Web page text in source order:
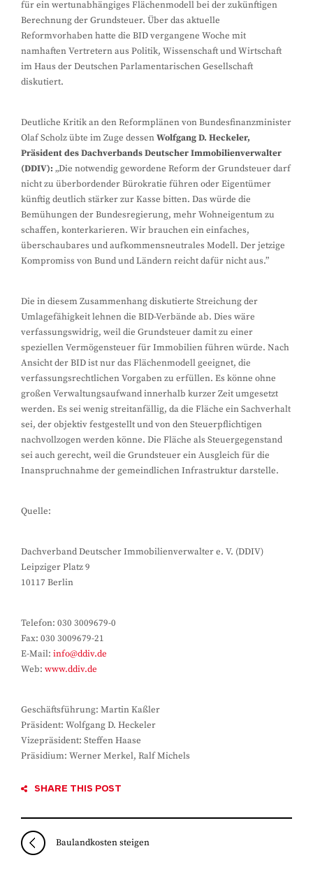
für ein wertunabhängiges Flächenmodell bei der zukünftigen
Berechnung der Grundsteuer. Über das aktuelle
Reformvorhaben hatte die BID vergangene Woche mit
namhaften Vertretern aus Politik, Wissenschaft und Wirtschaft
im Haus der Deutschen Parlamentarischen Gesellschaft
diskutiert.
Deutliche Kritik an den Reformplänen von Bundesfinanzminister
Olaf Scholz übte im Zuge dessenWolfgang D. Heckeler,
Präsident des Dachverbands Deutscher Immobilienverwalter
(DDIV): „Die notwendig gewordene Reform der Grundsteuer darf
nicht zu überbordender Bürokratie führen oder Eigentümer
künftig deutlich stärker zur Kasse bitten. Das würde die
Bemühungen der Bundesregierung, mehr Wohneigentum zu
schaffen, konterkarieren. Wir brauchen ein einfaches,
überschaubares und aufkommensneutrales Modell. Der jetzige
Kompromiss von Bund und Ländern reicht dafür nicht aus.”
Die in diesem Zusammenhang diskutierte Streichung der
Umlagefähigkeit lehnen die BID-Verbände ab. Dies wäre
verfassungswidrig, weil die Grundsteuer damit zu einer
speziellen Vermögensteuer für Immobilien führen würde. Nach
Ansicht der BID ist nur das Flächenmodell geeignet, die
verfassungsrechtlichen Vorgaben zu erfüllen. Es könne ohne
großen Verwaltungsaufwand innerhalb kurzer Zeit umgesetzt
werden. Es sei wenig streitanfällig, da die Fläche ein Sachverhalt
sei, der objektiv festgestellt und von den Steuerpflichtigen
nachvollzogen werden könne. Die Fläche als Steuergegenstand
sei auch gerecht, weil die Grundsteuer ein Ausgleich für die
Inanspruchnahme der gemeindlichen Infrastruktur darstelle.
Quelle:
Dachverband Deutscher Immobilienverwalter e. V. (DDIV)
Leipziger Platz 9
10117 Berlin
Telefon: 030 3009679-0
Fax: 030 3009679-21
E-Mail: info@ddiv.de
Web: www.ddiv.de
Geschäftsführung: Martin Kaßler
Präsident: Wolfgang D. Heckeler
Vizepräsident: Steffen Haase
Präsidium: Werner Merkel, Ralf Michels
SHARE THIS POST
Baulandkosten steigen